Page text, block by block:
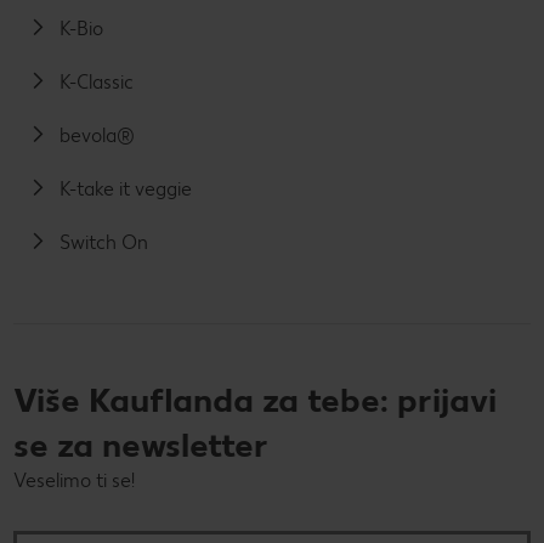
K-Bio
K-Classic
bevola®
K-take it veggie
Switch On
Više Kauflanda za tebe: prijavi
se za newsletter
Veselimo ti se!